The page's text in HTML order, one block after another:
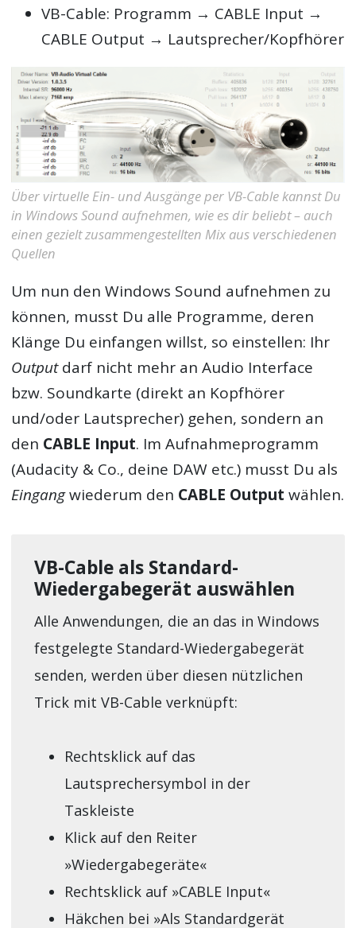
VB-Cable: Programm → CABLE Input →
CABLE Output → Lautsprecher/Kopfhörer
Über virtuelle Ein- und Ausgänge per VB-Cable kannst Du
in Windows Sound aufnehmen, wie es dir beliebt – auch
einen gezielt zusammengestellten Mix aus verschiedenen
Quellen
Um nun den Windows Sound aufnehmen zu
können, musst Du alle Programme, deren
Klänge Du einfangen willst, so einstellen: Ihr
Outputdarf nicht mehr an Audio Interface
bzw. Soundkarte (direkt an Kopfhörer
und/oder Lautsprecher) gehen, sondern an
den CABLE Input. Im Aufnahmeprogramm
(Audacity & Co., deine DAW etc.) musst Du als
Eingangwiederum den CABLE Output wählen.
VB-Cable als Standard-
Wiedergabegerät auswählen
Alle Anwendungen, die an das in Windows
festgelegte Standard-Wiedergabegerät
senden, werden über diesen nützlichen
Trick mit VB-Cable verknüpft:
Rechtsklick auf das
Lautsprechersymbol in der
Taskleiste
Klick auf den Reiter
»Wiedergabegeräte«
Rechtsklick auf »CABLE Input«
Häkchen bei »Als Standardgerät